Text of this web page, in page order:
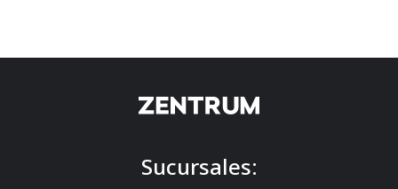
Sucursales: